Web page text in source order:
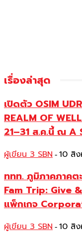
เรื่องล่าสุด
เปิดตัว OSIM
REALM OF
21–31 ส.ค.นี้ ณ A
ผู้เขียน 3 SBN - 10 สิ
ททท. ภูมิภาคภาคต
Fam Trip: Give
แพ็กเกจ
ผู้เขียน 3 SBN - 10 สิ